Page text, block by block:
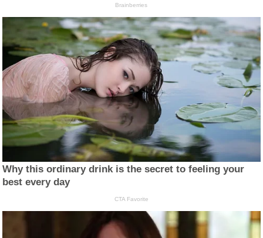
Brainberries
Why this ordinary drink is the secret to feeling your
best every day
CTA Favorite